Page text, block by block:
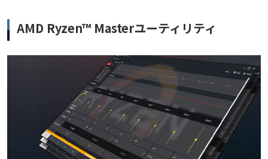
AMD Ryzen™ Masterユーティリティ